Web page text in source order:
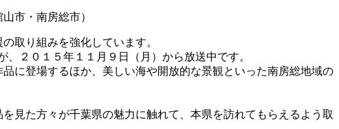
市・南房総市）
取り組みを強化しています。
２０１５年１１月９日（月）から放送中です。
に登場するほか、美しい海や開放的な景観といった南房総地域の
見た方々が千葉県の魅力に触れて、本県を訪れてもらえるよう取